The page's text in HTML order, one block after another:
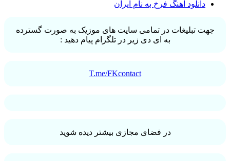
دانلود آهنگ فرخ به نام ایران
جهت تبلیغات در تمامی سایت های موزیک به صورت گسترده
به ای دی زیر در تلگرام پیام دهید :
T.me/FKcontact
در فضای مجازی بیشتر دیده شوید